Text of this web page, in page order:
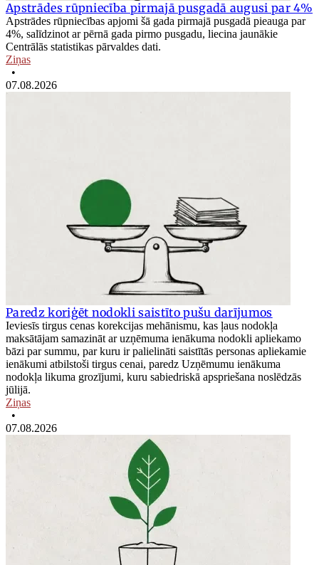
Apstrādes rūpniecība pirmajā pusgadā augusi par 4%
Apstrādes rūpniecības apjomi šā gada pirmajā pusgadā pieauga par
4%, salīdzinot ar pērnā gada pirmo pusgadu, liecina jaunākie
Centrālās statistikas pārvaldes dati.
Ziņas
•
07.08.2026
Paredz koriģēt nodokli saistīto pušu darījumos
Ieviesīs tirgus cenas korekcijas mehānismu, kas ļaus nodokļa
maksātājam samazināt ar uzņēmuma ienākuma nodokli apliekamo
bāzi par summu, par kuru ir palielināti saistītās personas apliekamie
ienākumi atbilstoši tirgus cenai, paredz Uzņēmumu ienākuma
nodokļa likuma grozījumi, kuru sabiedriskā apspriešana noslēdzās
jūlijā.
Ziņas
•
07.08.2026